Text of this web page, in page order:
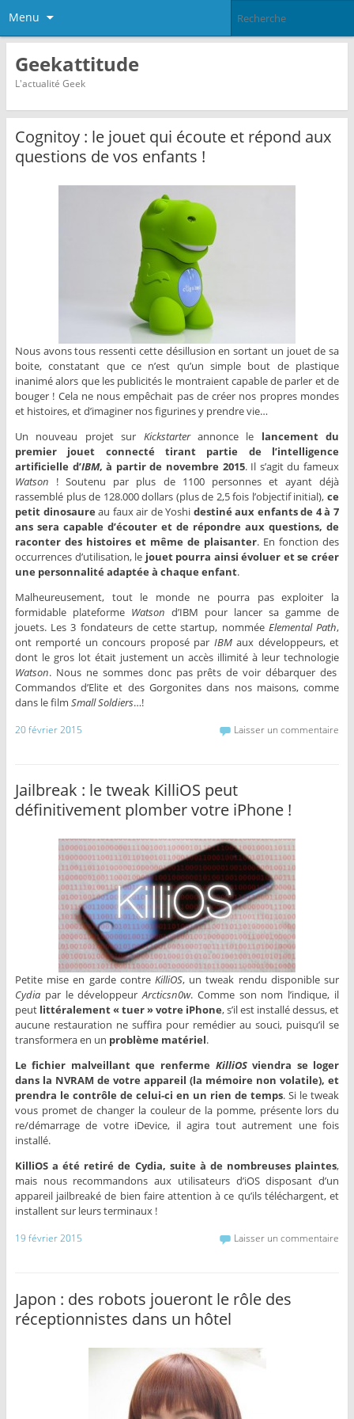
Menu
Geekattitude
L'actualité Geek
Cognitoy : le jouet qui écoute et répond aux
questions de vos enfants !
Nous avons tous ressenti cette désillusion en sortant un jouet de sa
boite, constatant que ce n’est qu’un simple bout de plastique
inanimé alors que les publicités le montraient capable de parler et de
bouger ! Cela ne nous empêchait pas de créer nos propres mondes
et histoires, et d’imaginer nos figurines y prendre vie…
Un nouveau projet sur Kickstarterannonce le lancement du
premier jouet connecté tirant partie de l’intelligence
artificielle d’IBM, à partir de novembre 2015. Il s’agit du fameux
Watson ! Soutenu par plus de 1100 personnes et ayant déjà
rassemblé plus de 128.000 dollars (plus de 2,5 fois l’objectif initial),ce
petit dinosaure au faux air de Yoshi destiné aux enfants de 4 à 7
ans sera capable d’écouter et de répondre aux questions, de
raconter des histoires et même de plaisanter. En fonction des
occurrences d’utilisation, le jouet pourra ainsi évoluer et se créer
une personnalité adaptée à chaque enfant.
Malheureusement, tout le monde ne pourra pas exploiter la
formidable plateforme Watson d’IBM pour lancer sa gamme de
jouets. Les 3 fondateurs de cette startup, nommée Elemental Path,
ont remporté un concours proposé par IBMaux développeurs, et
dont le gros lot était justement un accès illimité à leur technologie
Watson. Nous ne sommes donc pas prêts de voir débarquer des
Commandos d’Elite et des Gorgonites dans nos maisons, comme
dans le film Small Soldiers…!
20 février 2015 Laisser un commentaire
Jailbreak : le tweak KilliOS peut
définitivement plomber votre iPhone !
Petite mise en garde contre KilliOS, un tweak rendu disponible sur
Cydiapar le développeurArcticsn0w. Comme son nom l’indique, il
peut littéralement « tuer » votre iPhone, s’il est installé dessus, et
aucune restauration ne suffira pour remédier au souci, puisqu’il se
transformera en un problème matériel.
Le fichier malveillant que renferme KilliOSviendra se loger
dans la NVRAM de votre appareil (la mémoire non volatile), et
prendra le contrôle de celui-ci en un rien de temps. Si le tweak
vous promet de changer la couleur de la pomme, présente lors du
re/démarrage de votre iDevice, il agira tout autrement une fois
installé.
KilliOS a été retiré de Cydia, suite à de nombreuses plaintes,
mais nous recommandons aux utilisateurs d’iOS disposant d’un
appareil jailbreaké de bien faire attention à ce qu’ils téléchargent, et
installent sur leurs terminaux !
19 février 2015 Laisser un commentaire
Japon : des robots joueront le rôle des
réceptionnistes dans un hôtel